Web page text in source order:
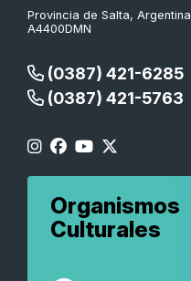
Provincia de Salta, Argentina
A4400DMN
(0387) 421-6285
(0387) 421-5763
Organismos
Culturales